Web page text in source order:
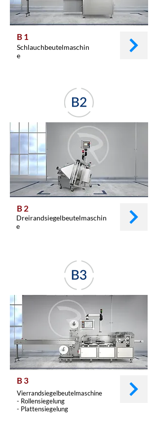
B 1
Schlauchbeutelmaschin
e
B 2
Dreirandsiegelbeutelmaschin
e
B 3
Vierrandsiegelbeutelmaschine
- Rollensiegelung
- Plattensiegelung